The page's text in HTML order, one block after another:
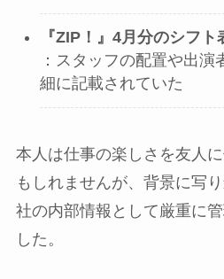
『ZIP！』4月分のシフト
：スタッフの配置や出
細に記載されていた
本人は仕事の楽しさを友人
もしれませんが、背景に写
社の内部情報として厳重に
した。